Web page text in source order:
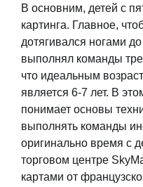
В основним, детей с
картинга. Главное,
дотягивался ногами
выполнял команды
что идеальным
является 6-7 лет. В
понимает основы
выполнять команды
оригинально время с
торговом центре
картами от